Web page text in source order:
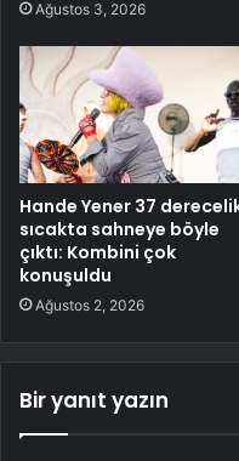
Ağustos 3, 2026
Hande Yener 37
sıcakta sahneye böyle
çıktı: Kombini çok
konuşuldu
Ağustos 2, 2026
Bir yanıt yazın